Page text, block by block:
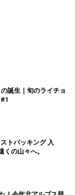
誕生｜旬のライチョ
トパッキング 入
くの山々へ。